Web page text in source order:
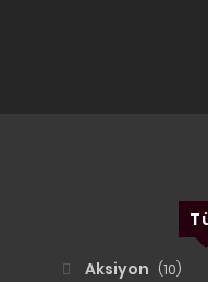
Aksiyon (10)